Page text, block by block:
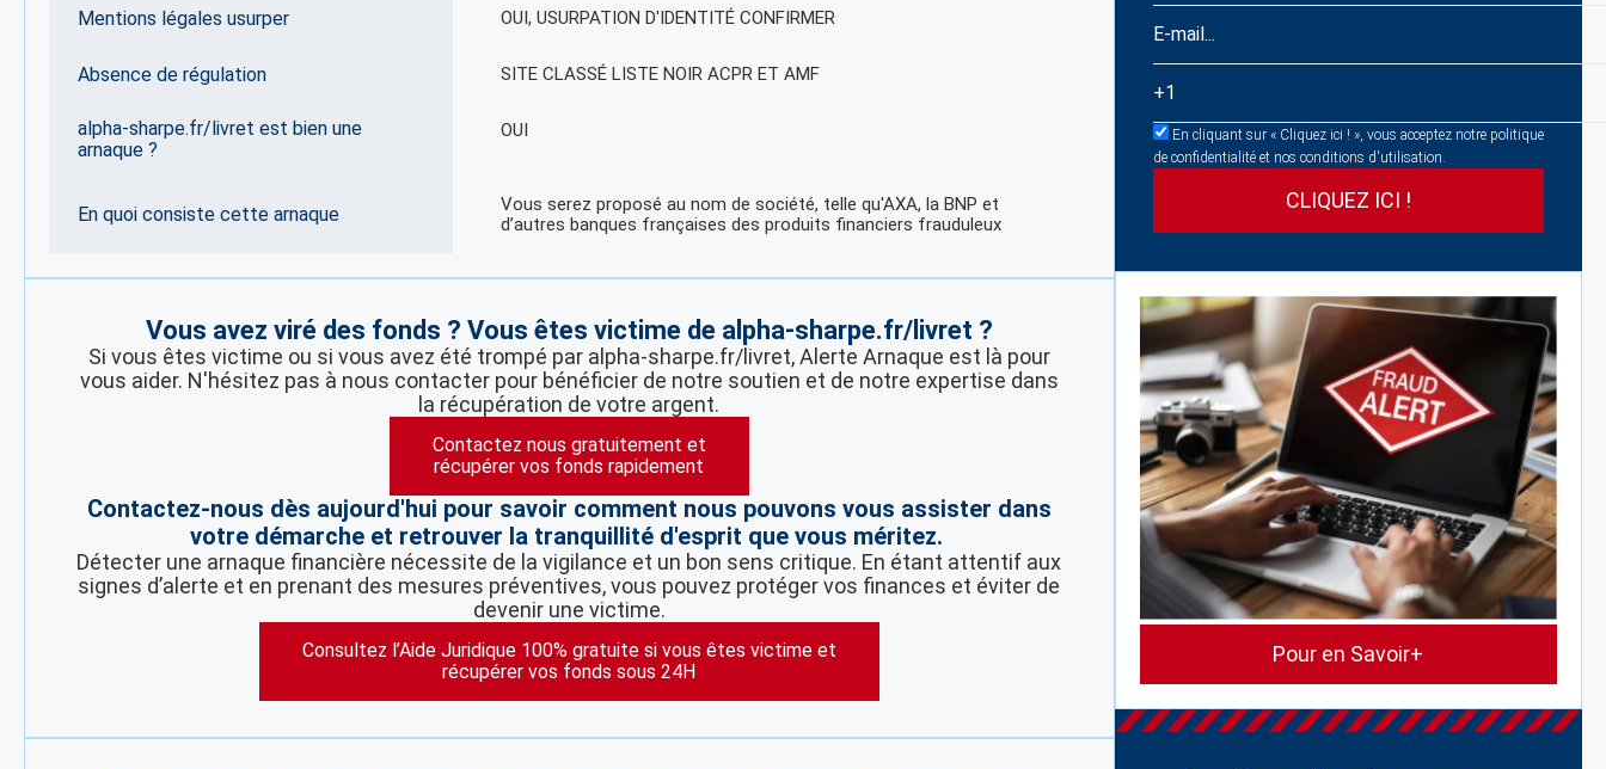
Mentions légales usurper OUI, USURPATION D'IDENTITÉ CONFIRMER
Absence de régulation SITE CLASSÉ LISTE NOIR ACPR ET AMF
alpha-sharpe.fr/livret est bien une
arnaque ?
OUI
En quoi consiste cette arnaque
Vous serez proposé au nom de société, telle qu'AXA, la BNP et
d’autres banques françaises des produits financiers frauduleux
Vous avez viré des fonds ? Vous êtes victime de alpha-sharpe.fr/livret ?
Si vous êtes victime ou si vous avez été trompé par alpha-sharpe.fr/livret, Alerte Arnaque est là pour
vous aider. N'hésitez pas à nous contacter pour bénéficier de notre soutien et de notre expertise dans
la récupération de votre argent.
Contactez nous gratuitement et
récupérer vos fonds rapidement
Contactez-nous dès aujourd'hui pour savoir comment nous pouvons vous assister dans
votre démarche et retrouver la tranquillité d'esprit que vous méritez.
Détecter une arnaque financière nécessite de la vigilance et un bon sens critique. En étant attentif aux
signes d’alerte et en prenant des mesures préventives, vous pouvez protéger vos finances et éviter de
devenir une victime.
Consultez l’Aide Juridique 100% gratuite si vous êtes victime et
récupérer vos fonds sous 24H
En cliquant sur « Cliquez ici ! », vous acceptez notre politique
de confidentialité et nos conditions d'utilisation.
Pour en Savoir+